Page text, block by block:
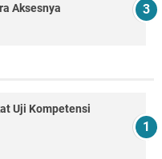
Aksesnya
Uji Kompetensi